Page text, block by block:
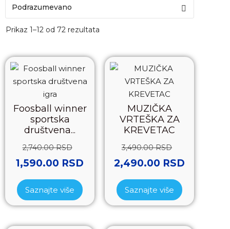
Prikaz 1–12 od 72 rezultata
Foosball winner
sportska
društvena...
2,740.00RSD
1,590.00 RSD
Saznajte više
MUZIČKA
VRTEŠKA ZA
KREVETAC
3,490.00RSD
2,490.00 RSD
Saznajte više